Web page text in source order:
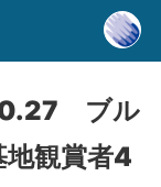
ブル
観賞者4